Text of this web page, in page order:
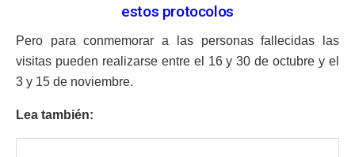
estos protocolos
Pero para conmemorar a las personas fallecidas las
visitas pueden realizarse entre el 16 y 30 de octubre y el
3 y 15 de noviembre.
Lea también: